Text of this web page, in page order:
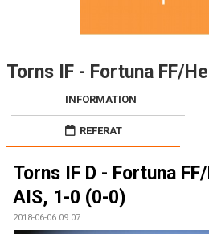
TORNHUSET
MATCH
KALENDER
Torns IF - Fortuna FF/
INFORMATION
REFERAT
Torns IF D - Fortuna
AIS, 1-0 (0-0)
2018-06-06 09:07